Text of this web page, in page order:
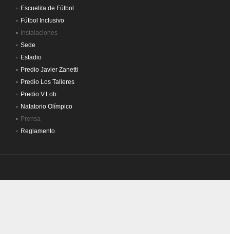
Escuelita de Fútbol
Fútbol Inclusivo
Instalaciones
Sede
Estadio
Predio Javier Zanetti
Predio Los Talleres
Predio V.Lob
Natatorio Olímpico
Prensa
Reglamento